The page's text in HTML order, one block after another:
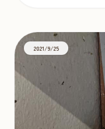
2021/9/25